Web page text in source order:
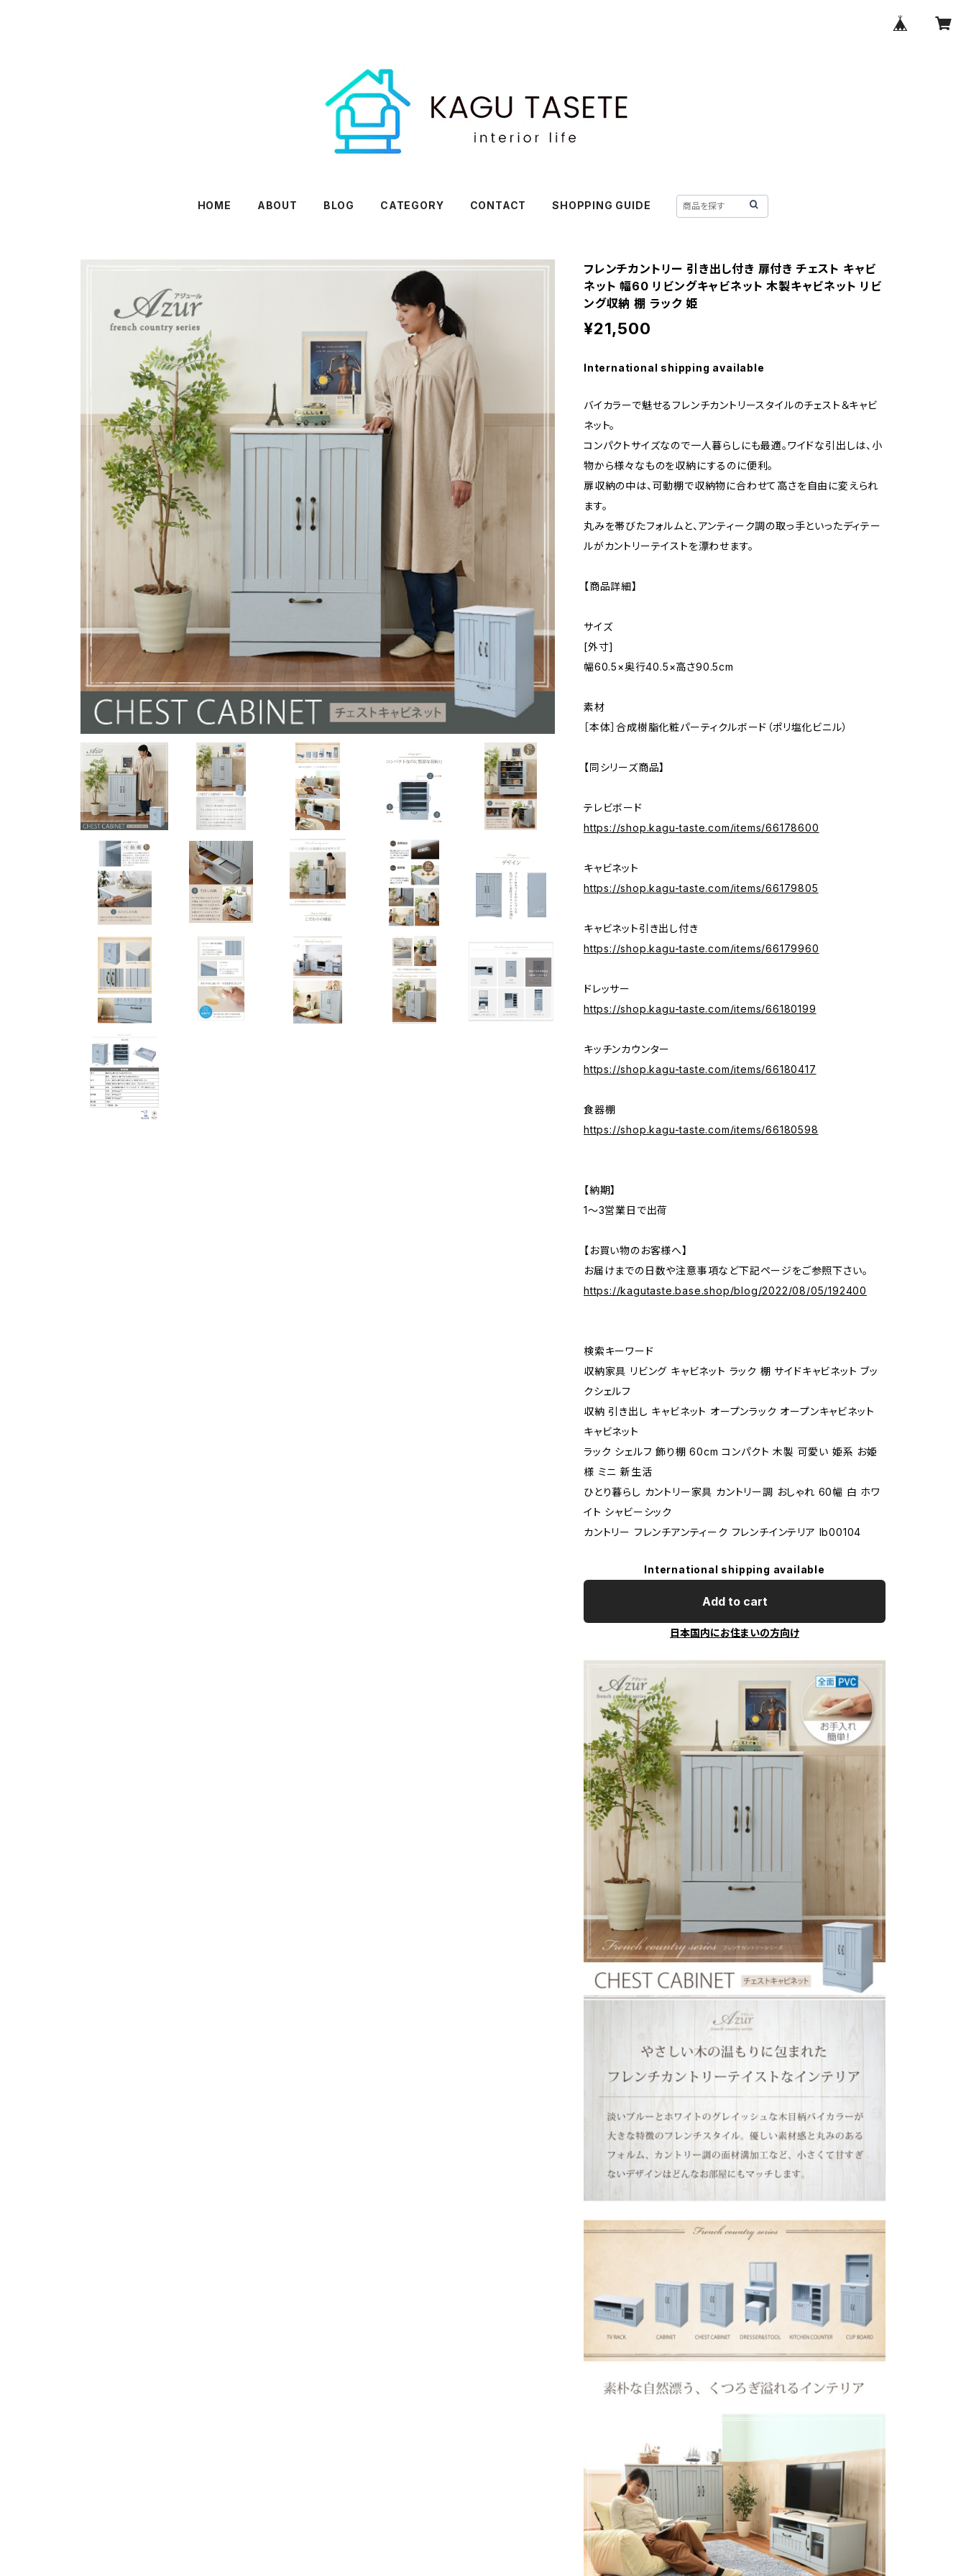
HOME ABOUT BLOG CATEGORY CONTACT SHOPPING GUIDE
フレンチカントリー 引き出し付き 扉付き チェスト キャビ
ネット 幅60 リビングキャビネット 木製キャビネット リビ
ング収納 棚 ラック 姫
¥21,500
International shipping available
バイカラーで魅せるフレンチカントリースタイルのチェスト＆キャビ
ネット。
コンパクトサイズなので一人暮らしにも最適。ワイドな引出しは、小
物から様々なものを収納にするのに便利。
扉収納の中は、可動棚で収納物に合わせて高さを自由に変えられ
ます。
丸みを帯びたフォルムと、アンティーク調の取っ手といったディテー
ルがカントリーテイストを漂わせます。
【商品詳細】
サイズ
[外寸]
幅60.5×奥行40.5×高さ90.5cm
素材
［本体］合成樹脂化粧パーティクルボード（ポリ塩化ビニル）
【同シリーズ商品】
テレビボード
https://shop.kagu-taste.com/items/66178600
キャビネット
https://shop.kagu-taste.com/items/66179805
キャビネット引き出し付き
https://shop.kagu-taste.com/items/66179960
ドレッサー
https://shop.kagu-taste.com/items/66180199
キッチンカウンター
https://shop.kagu-taste.com/items/66180417
食器棚
https://shop.kagu-taste.com/items/66180598
【納期】
1〜3営業日で出荷
【お買い物のお客様へ】
お届けまでの日数や注意事項など下記ページをご参照下さい。
https://kagutaste.base.shop/blog/2022/08/05/192400
検索キーワード
収納家具 リビング キャビネット ラック 棚 サイドキャビネット ブッ
クシェルフ
収納 引き出し キャビネット オープンラック オープンキャビネット
キャビネット
ラック シェルフ 飾り棚 60cm コンパクト 木製 可愛い 姫系 お姫
様 ミニ 新生活
ひとり暮らし カントリー家具 カントリー調 おしゃれ 60幅 白 ホワ
イト シャビーシック
カントリー フレンチアンティーク フレンチインテリア lb00104
International shipping available
Add to cart
日本国内にお住まいの方向け